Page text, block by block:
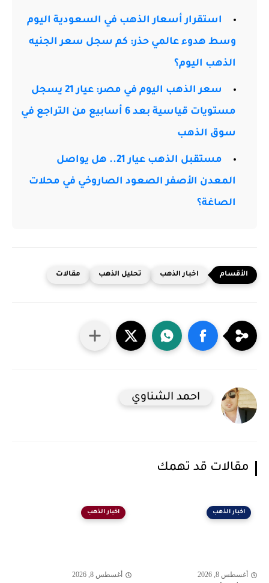
استقرار أسعار الذهب في السعودية اليوم
وسط هدوء عالمي حذر: كم سجل سعر الجنيه
الذهب اليوم؟
سعر الذهب اليوم في مصر: عيار 21 يسجل
مستويات قياسية بعد 6 أسابيع من التراجع في
سوق الذهب
مستقبل الذهب عيار 21.. هل يواصل
المعدن الأصفر الصعود الصاروخي في محلات
الصاغة؟
اخبار الذهب تحليل الذهب مقالات
احمد الشناوي
مقالات قد تهمك
اخبار الذهب
أغسطس 8, 2026
اخبار الذهب
أغسطس 8, 2026